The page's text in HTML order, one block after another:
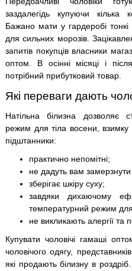
заздалегідь купуючи кілька
Бажано мати у гардеробі
для сильних морозів.
запитів покупців власники
оптом. В осінні місяці і
потрібний прибутковий товар.
Які переваги дають
Натільна білизна дозволяє
режим для тіла восени, взимку
підштанники:
практично непомітні;
не дадуть вам
зберігає шкіру суху;
завдяки дихаючому
температурний режим для
не викликають алергії та
Купувати чоловічі гамаші
чоловічого одягу,
які продають білизну в